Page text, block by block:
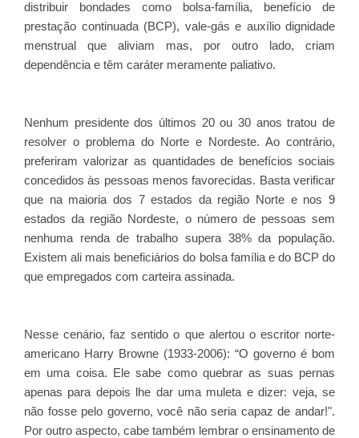
distribuir bondades como bolsa-família, benefício de
prestação continuada (BCP), vale-gás e auxílio dignidade
menstrual que aliviam mas, por outro lado, criam
dependência e têm caráter meramente paliativo.
Nenhum presidente dos últimos 20 ou 30 anos tratou de
resolver o problema do Norte e Nordeste. Ao contrário,
preferiram valorizar as quantidades de benefícios sociais
concedidos às pessoas menos favorecidas. Basta verificar
que na maioria dos 7 estados da região Norte e nos 9
estados da região Nordeste, o número de pessoas sem
nenhuma renda de trabalho supera 38% da população.
Existem ali mais beneficiários do bolsa família e do BCP do
que empregados com carteira assinada.
Nesse cenário, faz sentido o que alertou o escritor norte-
americano Harry Browne (1933-2006): “O governo é bom
em uma coisa. Ele sabe como quebrar as suas pernas
apenas para depois lhe dar uma muleta e dizer: veja, se
não fosse pelo governo, você não seria capaz de andar!".
Por outro aspecto, cabe também lembrar o ensinamento de